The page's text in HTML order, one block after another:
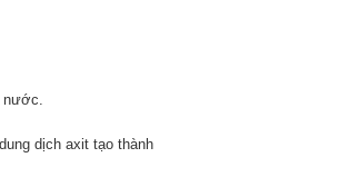
dịch axit tạo thành